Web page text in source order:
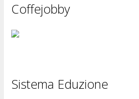
Coffejobby
Sistema Eduzione